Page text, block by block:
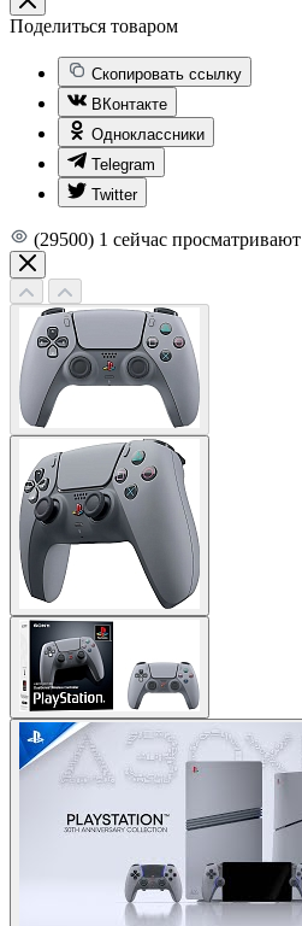
Поделиться товаром
Скопировать ссылку
ВКонтакте
Одноклассники
Telegram
Twitter
(29500) 1 сейчас просматривают